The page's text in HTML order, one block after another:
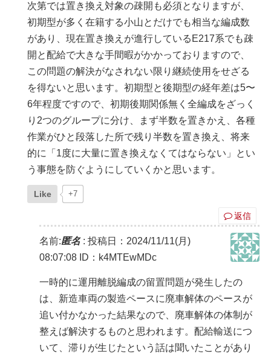
次第では置き換え対象の疎開も必須となりますが、
初期型が多く在籍する小山とだけでも相当な編成数
があり、現在置き換えが進行しているE217系でも疎
開と配給で大きな手間暇がかかっておりますので、
この問題の解決がなされない限り継続使用をせざる
を得ないと思います。初期型と後期型の経年差は5〜
6年程度ですので、初期後期関係無く全編成をざっく
り2つのグループに分け、まず半数を置きかえ、各種
作業がひと段落した所で残り半数を置き換え、将来
的に「1度に大量に置き換えなくてはならない」とい
う事態を防ぐようにしていくかと思います。
Like +7
返信
名前:匿名: 投稿日：2024/11/11(月)
08:07:08 ID：k4MTEwMDc
一時的に運用離脱編成の留置問題が発生したの
は、新造車両の製造ペースに廃車解体のペースが
追い付かなかった結果なので、廃車解体の体制が
整えば解決するものと思われます。配給輸送につ
いて、滞りが生じたという話は聞いたことがあり